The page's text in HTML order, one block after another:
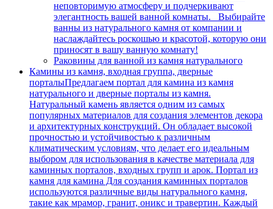
неповторимую атмосферу и подчеркивают
элегантность вашей ванной комнаты. Выбирайте
ванны из натурального камня от компании и
наслаждайтесь роскошью и красотой, которую они
приносят в вашу ванную комнату!
Раковины для ванной из камня натурального
Камины из камня, входная группа, дверные
порталыПредлагаем портал для камина из камня
натурального и дверные порталы из камня.
Натуральный камень является одним из самых
популярных материалов для создания элементов декора
и архитектурных конструкций. Он обладает высокой
прочностью и устойчивостью к различным
климатическим условиям, что делает его идеальным
выбором для использования в качестве материала для
каминных порталов, входных групп и арок. Портал из
камня для камина Для создания каминных порталов
используются различные виды натурального камня,
такие как мрамор, гранит, оникс и травертин. Каждый